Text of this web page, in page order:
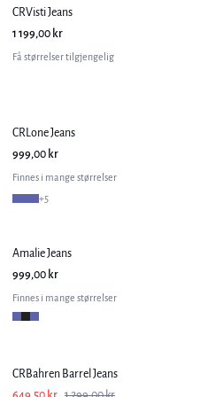
CRVisti Jeans
1 199,00 kr
Få størrelser tilgjengelig
CRLone Jeans
999,00 kr
Finnes i mange størrelser
+5
Amalie Jeans
999,00 kr
Finnes i mange størrelser
CRBahren Barrel Jeans